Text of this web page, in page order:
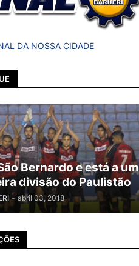
DA NOSSA CIDADE
Bernardo e está a um
divisão do Paulistão
- abril 03, 2018